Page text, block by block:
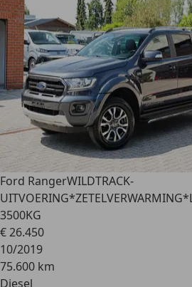
Ford RangerWILDTRACK-
3500KG
€ 26.450
10/2019
75.600 km
Diesel